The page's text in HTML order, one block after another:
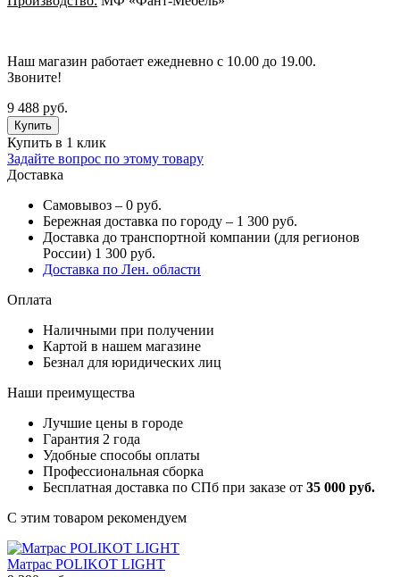
Наш магазин работает ежедневно с 10.00 до 19.00.
Звоните!
9 488 руб.
Купить в 1 клик
Задайте вопрос по этому товару
Доставка
Самовывоз – 0 руб.
Бережная доставка по городу – 1 300 руб.
Доставка до транспортной компании (для регионов
России) 1 300 руб.
Доставка по Лен. области
Оплата
Наличными при получении
Картой в нашем магазине
Безнал для юридических лиц
Наши преимущества
Лучшие цены в городе
Гарантия 2 года
Удобные способы оплаты
Профессиональная сборка
Бесплатная доставка по СПб при заказе от 35 000 руб.
С этим товаром рекомендуем
Матрас POLIKOT LIGHT